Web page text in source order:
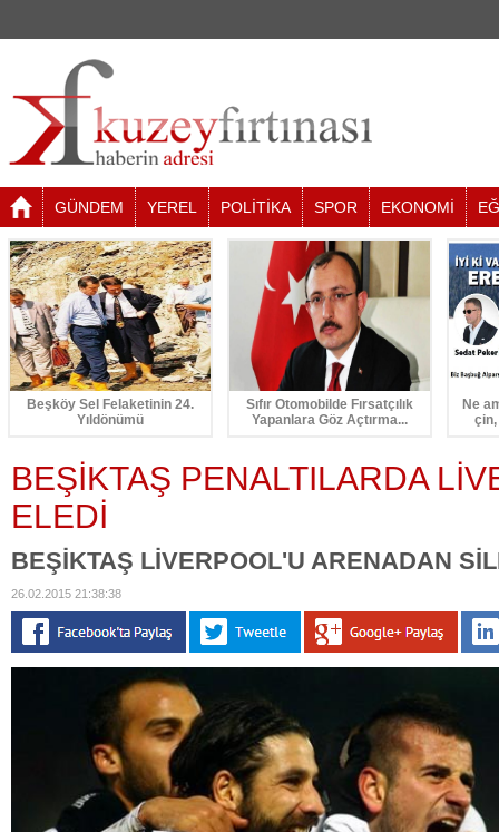
GÜNDEM YEREL POLİTİKA SPOR EKONOMİ
Beşköy Sel Felaketinin 24.
Yıldönümü
Sıfır Otomobilde Fırsatçılık
Yapanlara Göz Açtırma...
Ne
BEŞİKTAŞ PENALTILARDA
ELEDİ
BEŞİKTAŞ LİVERPOOL'U ARENADAN
26.02.2015 21:38:38